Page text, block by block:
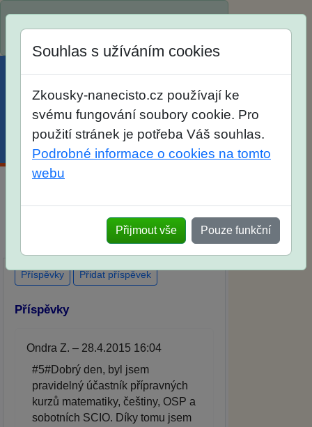
SŠ? Vaše ohlasy po skutečných
přijímacích zkouškách
Souhlas s užíváním cookies
Zkousky-nanecisto.cz používají ke
svému fungování soubory cookie. Pro
použití stránek je potřeba Váš souhlas.
Podrobné informace o cookies na tomto
webu
Přijmout vše Pouze funkční
Příspěvky Přidat příspěvek
Příspěvky
Ondra Z. – 28.4.2015 16:04
#5#Dobrý den, byl jsem
pravidelný účastník přípravných
kurzů matematiky, češtiny, OSP a
sobotních SCIO. Díky tomu jsem